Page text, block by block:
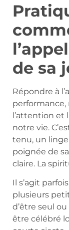
de sa
Répondre à
l’attention et
notre vie.
tenu, un
poignée de
claire. La
Il s’agit
plusieurs
d’être seul
être célébré